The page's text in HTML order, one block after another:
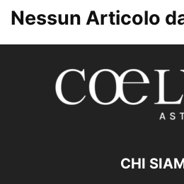
Nessun Articolo
CHI